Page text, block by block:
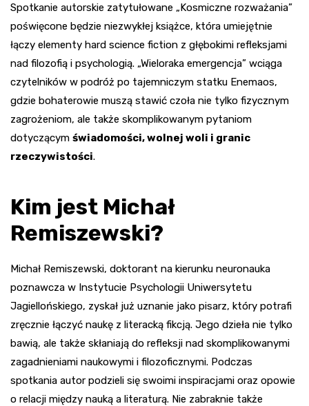
Spotkanie autorskie zatytułowane „Kosmiczne rozważania”
poświęcone będzie niezwykłej książce, która umiejętnie
łączy elementy hard science fiction z głębokimi refleksjami
nad filozofią i psychologią. „Wieloraka emergencja” wciąga
czytelników w podróż po tajemniczym statku Enemaos,
gdzie bohaterowie muszą stawić czoła nie tylko fizycznym
zagrożeniom, ale także skomplikowanym pytaniom
dotyczącym świadomości, wolnej woli i granic
rzeczywistości.
Kim jest Michał
Remiszewski?
Michał Remiszewski, doktorant na kierunku neuronauka
poznawcza w Instytucie Psychologii Uniwersytetu
Jagiellońskiego, zyskał już uznanie jako pisarz, który potrafi
zręcznie łączyć naukę z literacką fikcją. Jego dzieła nie tylko
bawią, ale także skłaniają do refleksji nad skomplikowanymi
zagadnieniami naukowymi i filozoficznymi. Podczas
spotkania autor podzieli się swoimi inspiracjami oraz opowie
o relacji między nauką a literaturą. Nie zabraknie także